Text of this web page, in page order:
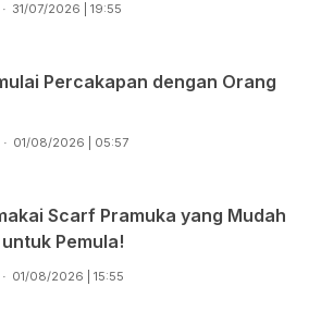
31/07/2026 | 19:55
Percakapan dengan Orang
01/08/2026 | 05:57
Scarf Pramuka yang Mudah
Pemula!
01/08/2026 | 15:55